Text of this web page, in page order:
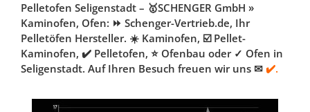
Pelletofen Seligenstadt – 🥇SCHENGER GmbH »
Kaminofen, Ofen: ⏩ Schenger-Vertrieb.de, Ihr
Pelletöfen Hersteller. ☀️ Kaminofen, ☑️ Pellet-
Kaminofen, ✔️ Pelletofen, ⭐ Ofenbau oder ✓ Ofen in
Seligenstadt. Auf Ihren Besuch freuen wir uns ✉ ✔️.